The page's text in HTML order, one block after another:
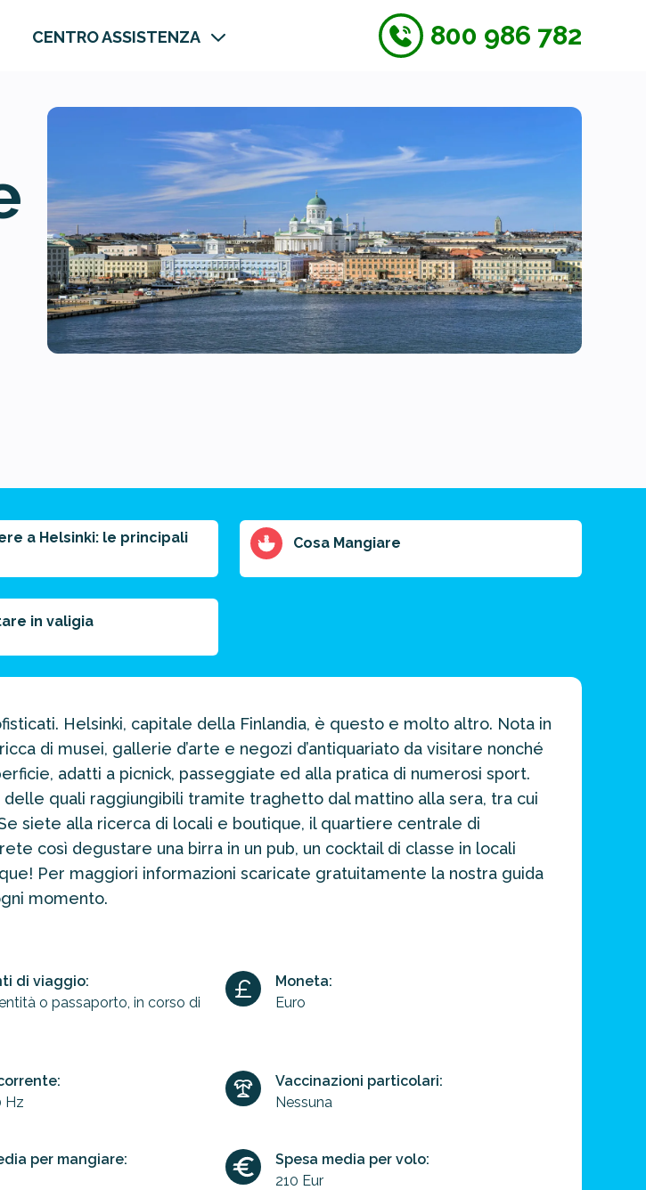
CENTRO ASSISTENZA 800 986 782
a Helsinki: le principali
Cosa Mangiare
in valigia
Helsinki, capitale della Finlandia, è questo e molto altro. Nota in
di musei, gallerie d’arte e negozi d’antiquariato da visitare nonché
adatti a picnick, passeggiate ed alla pratica di numerosi sport.
quali raggiungibili tramite traghetto dal mattino alla sera, tra cui
siete alla ricerca di locali e boutique, il quartiere centrale di
così degustare una birra in un pub, un cocktail di classe in locali
Per maggiori informazioni scaricate gratuitamente la nostra guida
momento.
di viaggio:
o passaporto, in corso di
Moneta:
Euro
Hz
Vaccinazioni particolari:
Nessuna
per mangiare:
Spesa media per volo:
210 Eur